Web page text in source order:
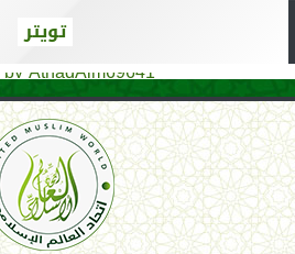
تويتر
AthadAlm69641